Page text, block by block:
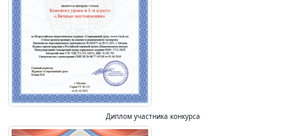
Диплом участника конкурса